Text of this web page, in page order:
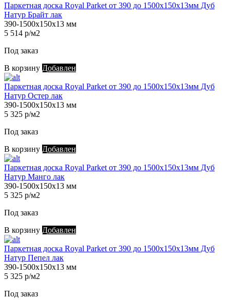
Паркетная доска Royal Parket от 390 до 1500х150х13мм Дуб
Натур Брайт лак
390-1500х150х13 мм
5 514 р/м2
Под заказ
В корзину Добавлен
Паркетная доска Royal Parket от 390 до 1500х150х13мм Дуб
Натур Остер лак
390-1500х150х13 мм
5 325 р/м2
Под заказ
В корзину Добавлен
Паркетная доска Royal Parket от 390 до 1500х150х13мм Дуб
Натур Манго лак
390-1500х150х13 мм
5 325 р/м2
Под заказ
В корзину Добавлен
Паркетная доска Royal Parket от 390 до 1500х150х13мм Дуб
Натур Пепел лак
390-1500х150х13 мм
5 325 р/м2
Под заказ